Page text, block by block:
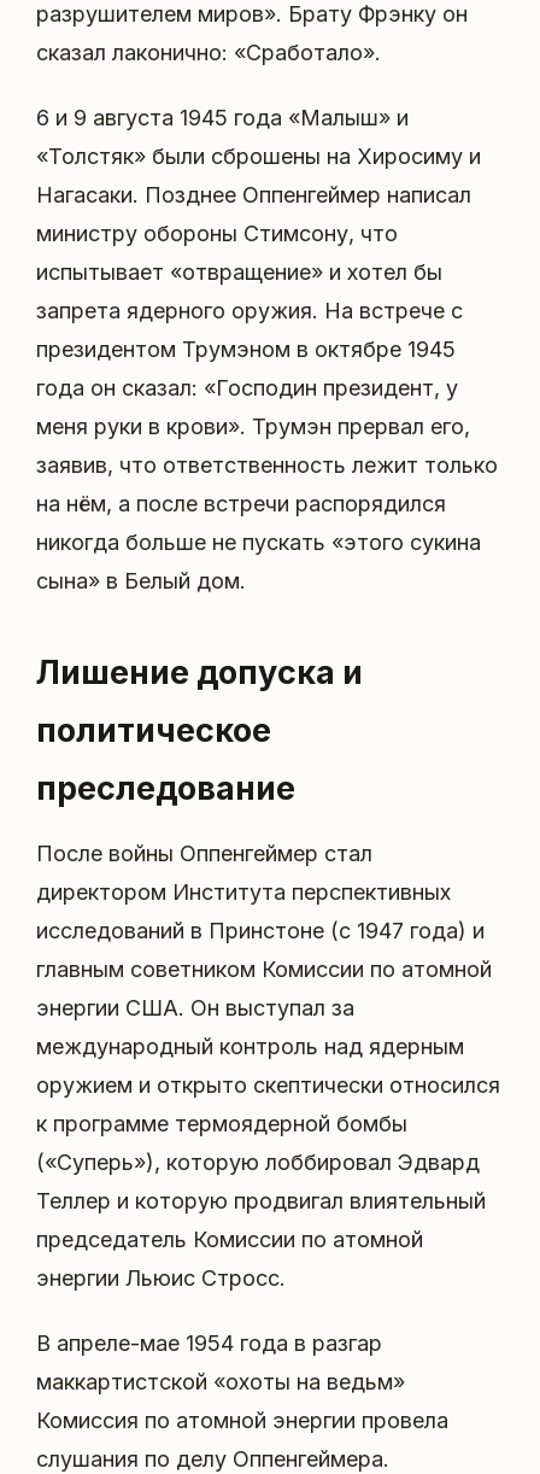
разрушителем миров». Брату Фрэнку он
сказал лаконично: «Сработало».
6 и 9 августа 1945 года «Малыш» и
«Толстяк» были сброшены на Хиросиму и
Нагасаки. Позднее Оппенгеймер написал
министру обороны Стимсону, что
испытывает «отвращение» и хотел бы
запрета ядерного оружия. На встрече с
президентом Трумэном в октябре 1945
года он сказал: «Господин президент, у
меня руки в крови». Трумэн прервал его,
заявив, что ответственность лежит только
на нём, а после встречи распорядился
никогда больше не пускать «этого сукина
сына» в Белый дом.
Лишение допуска и
политическое
преследование
После войны Оппенгеймер стал
директором Института перспективных
исследований в Принстоне (с 1947 года) и
главным советником Комиссии по атомной
энергии США. Он выступал за
международный контроль над ядерным
оружием и открыто скептически относился
к программе термоядерной бомбы
(«Суперь»), которую лоббировал Эдвард
Теллер и которую продвигал влиятельный
председатель Комиссии по атомной
энергии Льюис Стросс.
В апреле-мае 1954 года в разгар
маккартистской «охоты на ведьм»
Комиссия по атомной энергии провела
слушания по делу Оппенгеймера.